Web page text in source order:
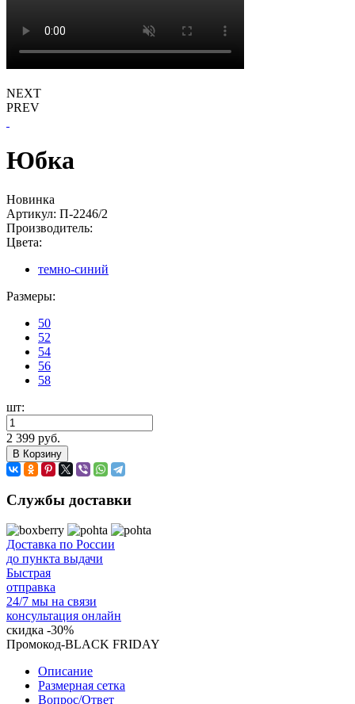
NEXT
PREV
Юбка
Новинка
Артикул: П-2246/2
Производитель:
Цвета:
темно-синий
Размеры:
50
52
54
56
58
шт:
2 399 руб.
В Корзину
Службы доставки
Доставка по России
до пункта выдачи
Быстрая
отправка
24/7 мы на связи
консультация онлайн
скидка -30%
Промокод-BLACK FRIDAY
Описание
Размерная сетка
Вопрос/Ответ